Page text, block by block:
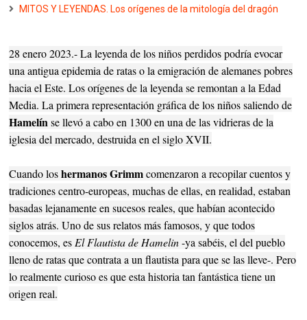
MITOS Y LEYENDAS. Los orígenes de la mitología del dragón
28 enero 2023.- La leyenda de los niños perdidos podría evocar
una antigua epidemia de ratas o la emigración de alemanes pobres
hacia el Este. Los orígenes de la leyenda se remontan a la Edad
Media. La primera representación gráfica de los niños saliendo de
Hamelínse llevó a cabo en 1300 en una de las vidrieras de la
iglesia del mercado, destruida en el siglo XVII.
Cuando loshermanos Grimmcomenzaron a recopilar cuentos y
tradiciones centro-europeas, muchas de ellas, en realidad, estaban
basadas lejanamente en sucesos reales, que habían acontecido
siglos atrás. Uno de sus relatos más famosos, y que todos
conocemos, es El Flautista de Hamelin-ya sabéis, el del pueblo
lleno de ratas que contrata a un flautista para que se las lleve-. Pero
lo realmente curioso es que esta historia tan fantástica tiene un
origen real.